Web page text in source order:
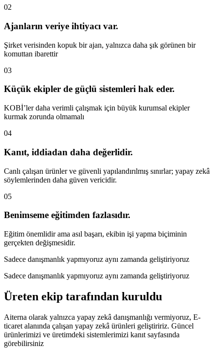
02
Ajanların veriye ihtiyacı var.
Şirket verisinden kopuk bir ajan, yalnızca daha şık görünen bir
komuttan ibarettir
03
Küçük ekipler de güçlü sistemleri hak eder.
KOBİ’ler daha verimli çalışmak için büyük kurumsal ekipler
kurmak zorunda olmamalı
04
Kanıt, iddiadan daha değerlidir.
Canlı çalışan ürünler ve güvenli yapılandırılmış sınırlar; yapay zekâ
söylemlerinden daha güven vericidir.
05
Benimseme eğitimden fazlasıdır.
Eğitim önemlidir ama asıl başarı, ekibin işi yapma biçiminin
gerçekten değişmesidir.
Sadece danışmanlık yapmıyoruz aynı zamanda geliştiriyoruz
Sadece danışmanlık yapmıyoruz aynı zamanda geliştiriyoruz
Üreten ekip tarafından kuruldu
Aiterna olarak yalnızca yapay zekâ danışmanlığı vermiyoruz, E-
ticaret alanında çalışan yapay zekâ ürünleri geliştiririz. Güncel
ürünlerimizi ve üretimdeki sistemlerimizi kanıt sayfasında
görebilirsiniz